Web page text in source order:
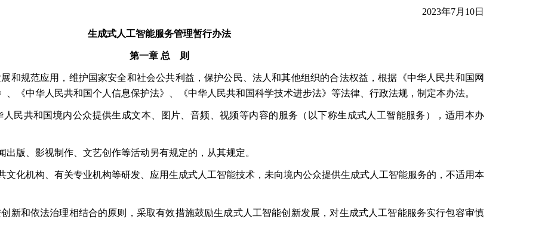
2023年7月10日
生成式人工智能服务管理暂行办法
第一章 总 则
和规范应用，维护国家安全和社会公共利益，保护公民、法人和其他组织的合法权益，根据《中华人民共和国网
《中华人民共和国个人信息保护法》、《中华人民共和国科学技术进步法》等法律、行政法规，制定本办法。
民共和国境内公众提供生成文本、图片、音频、视频等内容的服务（以下称生成式人工智能服务），适用本办
版、影视制作、文艺创作等活动另有规定的，从其规定。
文化机构、有关专业机构等研发、应用生成式人工智能技术，未向境内公众提供生成式人工智能服务的，不适用本
新和依法治理相结合的原则，采取有效措施鼓励生成式人工智能创新发展，对生成式人工智能服务实行包容审慎